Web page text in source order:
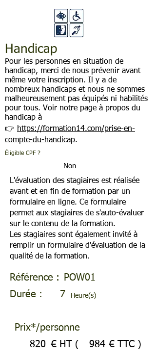
Handicap
Pour les personnes en situation de
handicap, merci de nous prévenir avant
même votre inscription. Il y a de
nombreux handicaps et nous ne sommes
malheureusement pas équipés ni habilités
pour tous. Voir notre page à propos du
handicap à
👉 https://formation14.com/prise-en-
compte-du-handicap.
Éligible CPF ?
Non
L'évaluation des stagiaires est réalisée
avant et en fin de formation par un
formulaire en ligne. Ce formulaire
permet aux stagiaires de s'auto-évaluer
sur le contenu de la formation.
Les stagiaires sont également invité à
remplir un formulaire d'évaluation de la
qualité de la formation.
Référence :
POW01
Durée :
7 Heure(s)
Prix*/personne
820 € HT ( 984 € TTC )